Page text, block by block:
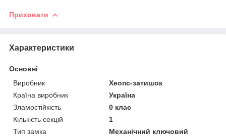
Приховати
Характеристики
Основні
Виробник
Хеопс-затишок
Країна виробник
Україна
Зламостійкість
0 клас
Кількість секцій
1
Тип замка
Механічний ключовий